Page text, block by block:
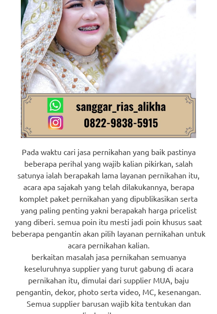
Pada waktu cari jasa pernikahan yang baik pastinya
beberapa perihal yang wajib kalian pikirkan, salah
satunya ialah berapakah lama layanan pernikahan itu,
acara apa sajakah yang telah dilakukannya, berapa
komplet paket pernikahan yang dipublikasikan serta
yang paling penting yakni berapakah harga pricelist
yang diberi. semua poin itu mesti jadi poin khusus saat
beberapa pengantin akan pilih layanan pernikahan untuk
acara pernikahan kalian.
berkaitan masalah jasa pernikahan semuanya
keseluruhnya supplier yang turut gabung di acara
pernikahan itu, dimulai dari supplier MUA, baju
pengantin, dekor, photo serta video, MC, kesenangan.
Semua supplier barusan wajib kita tentukan dan